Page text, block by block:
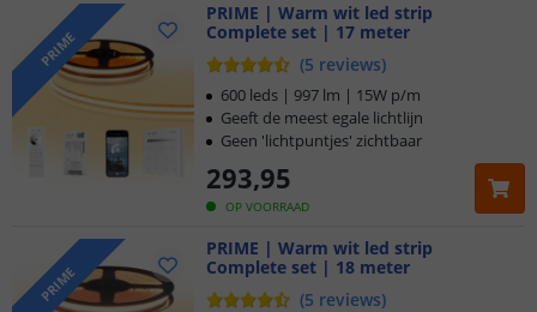
PRIME
PRIME | Warm wit led strip
Complete set | 17 meter
(5 reviews)
OP VOORRAAD
293,95
600 leds | 997 lm | 15W p/m
Geeft de meest egale lichtlijn
Geen 'lichtpuntjes' zichtbaar
PRIME
PRIME | Warm wit led strip
Complete set | 18 meter
(5 reviews)